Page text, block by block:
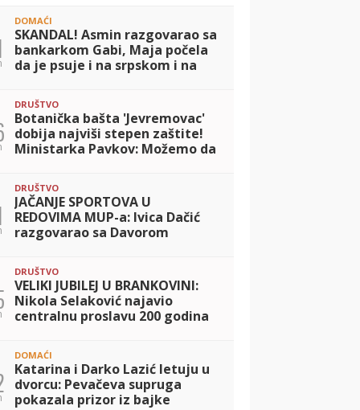
DOMAĆI
SKANDAL! Asmin razgovarao sa
bankarkom Gabi, Maja počela
da je psuje i na srpskom i na
DRUŠTVO
Botanička bašta 'Jevremovac'
dobija najviši stepen zaštite!
Ministarka Pavkov: Možemo da
ovakvu prirodnu oazu
DRUŠTVO
JAČANJE SPORTOVA U
REDOVIMA MUP-a: Ivica Dačić
razgovarao sa Davorom
saradnje
DRUŠTVO
VELIKI JUBILEJ U BRANKOVINI:
Nikola Selaković najavio
centralnu proslavu 200 godina
Nenadovića
DOMAĆI
Katarina i Darko Lazić letuju u
dvorcu: Pevačeva supruga
pokazala prizor iz bajke